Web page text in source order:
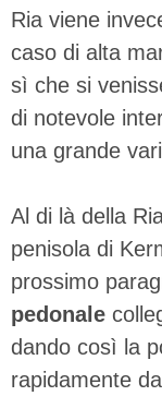
Ria viene
caso di alta
sì che si
di notevole
una grande
Al di là della
penisola di
prossimo
pedonale
dando così la
rapidamente